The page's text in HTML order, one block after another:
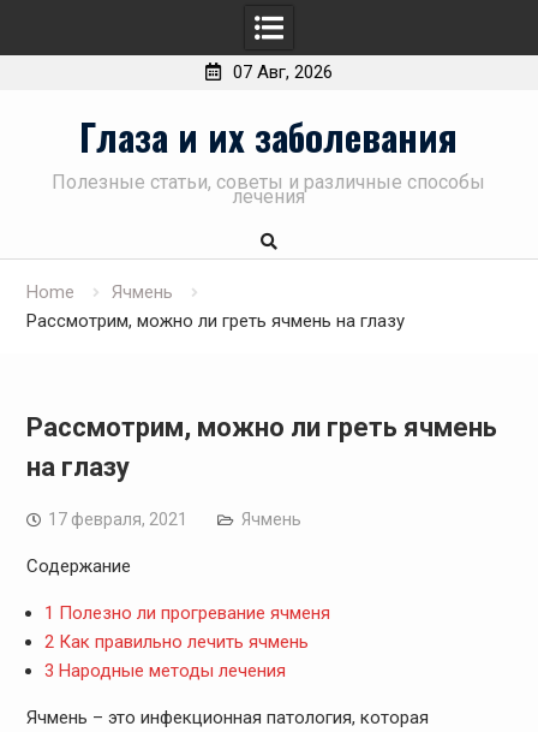
07 Авг, 2026
Глаза и их заболевания
Полезные статьи, советы и различные способы
лечения
Home
Ячмень
Рассмотрим, можно ли греть ячмень на глазу
Рассмотрим, можно ли греть ячмень
на глазу
17 февраля, 2021 Ячмень
Содержание
1 Полезно ли прогревание ячменя
2Как правильно лечить ячмень
3 Народные методы лечения
Ячмень – это инфекционная патология, которая